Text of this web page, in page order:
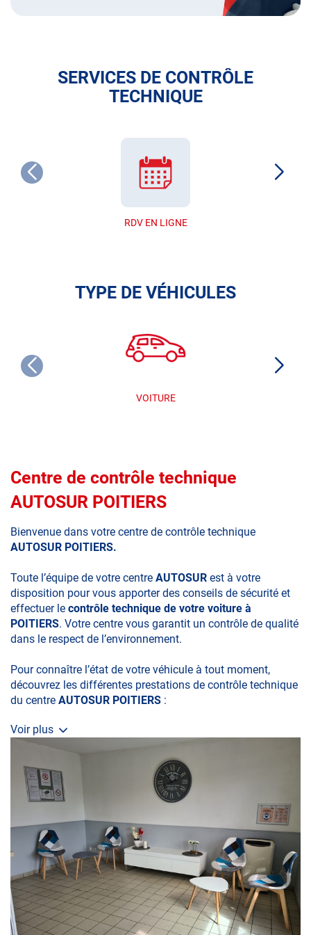
SERVICES DE CONTRÔLE
TECHNIQUE
RDV EN LIGNE
TYPE DE VÉHICULES
VOITURE
Centre de contrôle technique
AUTOSUR POITIERS
Bienvenue dans votre centre de contrôle technique
AUTOSUR POITIERS.
Toute l’équipe de votre centre AUTOSUR est à votre
disposition pour vous apporter des conseils de sécurité et
effectuer le contrôle technique de votre voiture à
POITIERS. Votre centre vous garantit un contrôle de qualité
dans le respect de l’environnement.
Pour connaître l’état de votre véhicule à tout moment,
découvrez les différentes prestations de contrôle technique
du centre AUTOSUR POITIERS :
• le contrôle technique obligatoire
• le contrôle pollution
• le contrôle des véhicules hybrides ou électriques
• le contrôle technique des véhicules GPL/Gaz*
• le pré-contrôle contrôle technique ou contrôle technique
volontaire / partiel
N’attendez plus pour votre sécurité et faire vérifier votre
Voir plus